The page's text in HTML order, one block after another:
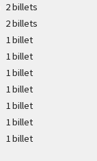
2 billets
2 billets
1 billet
1 billet
1 billet
1 billet
1 billet
1 billet
1 billet